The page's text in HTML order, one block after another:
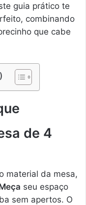
guia prático te
combinando
que cabe
de 4
o material da mesa,
seu espaço
sem apertos. O